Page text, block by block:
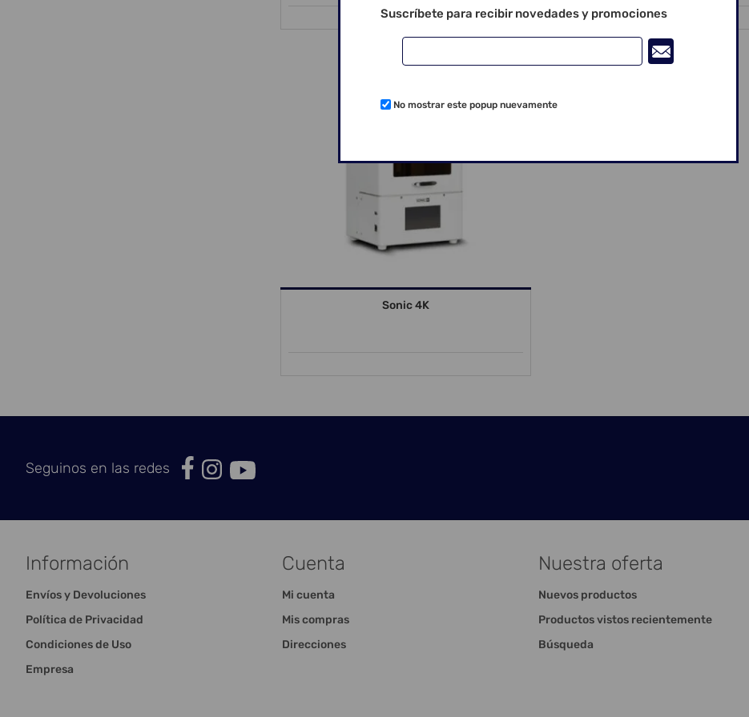
Sonic 4K
Seguinos en las redes
Información
Envíos y Devoluciones
Política de Privacidad
Condiciones de Uso
Empresa
Cuenta
Mi cuenta
Mis compras
Direcciones
Nuestra oferta
Nuevos productos
Productos vistos recientemente
Búsqueda
Suscríbete para recibir novedades y promociones
No mostrar este popup nuevamente